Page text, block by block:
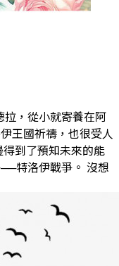
，從小就寄養在阿
王國祈禱，也很受人
得到了預知未來的能
特洛伊戰爭。 沒想